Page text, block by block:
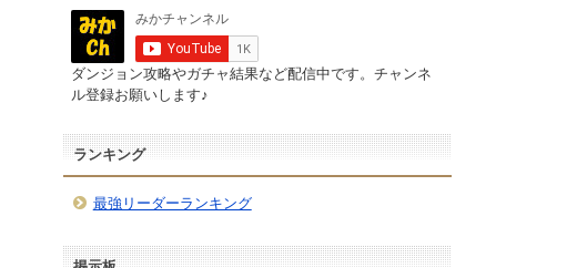
ダンジョン攻略やガチャ結果など配信中です。チャンネ
ル登録お願いします♪
ランキング
最強リーダーランキング